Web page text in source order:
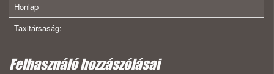
Honlap
Taxitársaság:
Felhasználó hozzászólásai